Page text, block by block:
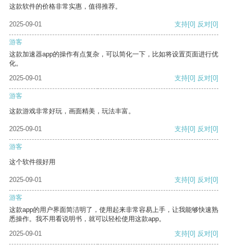
这款软件的价格非常实惠，值得推荐。
2025-09-01 支持[0] 反对[0]
游客
这款加速器app的操作有点复杂，可以简化一下，比如将设置页面进行优
化。
2025-09-01
支持[0] 反对[0]
游客
这款游戏非常好玩，画面精美，玩法丰富。
2025-09-01 支持[0] 反对[0]
游客
这个软件很好用
2025-09-01 支持[0] 反对[0]
游客
这款app的用户界面简洁明了，使用起来非常容易上手，让我能够快速熟
悉操作。我不用看说明书，就可以轻松使用这款app。
2025-09-01
支持[0] 反对[0]